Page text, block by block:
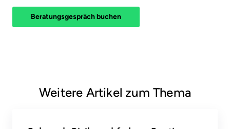
Beratungsgespräch buchen
Weitere Artikel zum Thema